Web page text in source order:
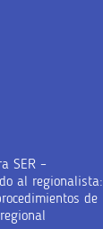
SER –
al regionalista:
de